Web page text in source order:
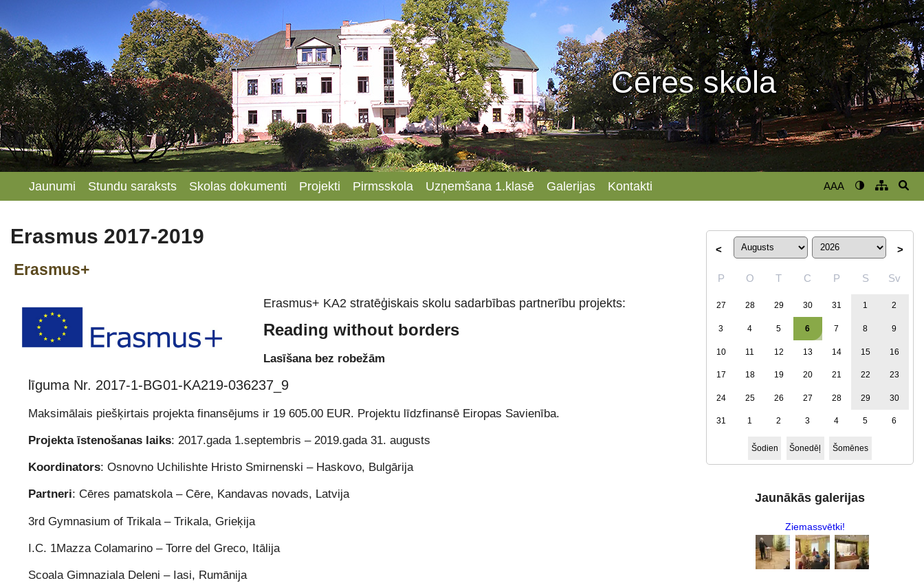
Cēres skola
Jaunumi Stundu saraksts Skolas dokumenti Projekti Pirmsskola Uzņemšana 1.klasē Galerijas Kontakti AAA
Erasmus 2017-2019
Erasmus+
Erasmus+ KA2 stratēģiskais skolu sadarbības partnerību projekts:
Reading without borders
Lasīšana bez robežām
līguma Nr. 2017-1-BG01-KA219-036237_9
Maksimālais piešķirtais projekta finansējums ir 19 605.00 EUR. Projektu līdzfinansē Eiropas Savienība.
Projekta īstenošanas laiks: 2017.gada 1.septembris – 2019.gada 31. augusts
Koordinators: Osnovno Uchilishte Hristo Smirnenski – Haskovo, Bulgārija
Partneri: Cēres pamatskola – Cēre, Kandavas novads, Latvija
3rd Gymnasium of Trikala – Trikala, Grieķija
I.C. 1Mazza Colamarino – Torre del Greco, Itālija
Scoala Gimnaziala Deleni – Iasi, Rumānija
< >
P O T C P S Sv
27 28 29 30 31 1 2
3 4 5 6 7 8 9
10 11 12 13 14 15 16
17 18 19 20 21 22 23
24 25 26 27 28 29 30
31 1 2 3 4 5 6
Šodien Šonedēļ Šomēnes
Jaunākās galerijas
Ziemassvētki!